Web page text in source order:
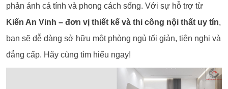
phản ánh cá tính và phong cách sống. Với sự hỗ trợ từ
Kiến An Vinh – đơn vị thiết kế và thi công nội thất uy tín,
bạn sẽ dễ dàng sở hữu một phòng ngủ tối giản, tiện nghi và
đẳng cấp. Hãy cùng tìm hiểu ngay!